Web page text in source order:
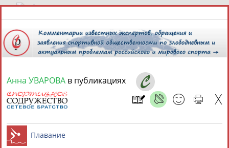
7 августа 2026 года,14:31
Найдено: 13181 Расширенный поиск
Анна УВАРОВА в публикациях